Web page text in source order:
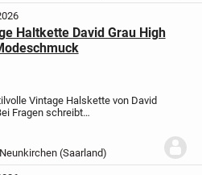
Haltkette David Grau High
Vintage Halskette von David
Fragen schreibt
(Saarland)